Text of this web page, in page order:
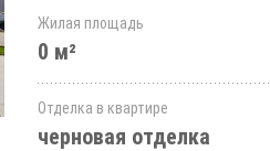
Жилая площадь
0 м²
Отделка в квартире
черновая отделка